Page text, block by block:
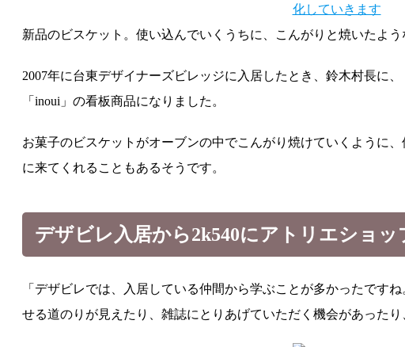
新品のビスケット。使い込んでいくうちに、こんがりと焼いたよう
2007年に台東デザイナーズビレッジに入居したとき、鈴木村長に
「inoui」の看板商品になりました。
お菓子のビスケットがオーブンの中でこんがり焼けていくように
に来てくれることもあるそうです。
デザビレ入居から2k540にアトリエショ
「デザビレでは、入居している仲間から学ぶことが多かったです
せる道のりが見えたり、雑誌にとりあげていただく機会があったり